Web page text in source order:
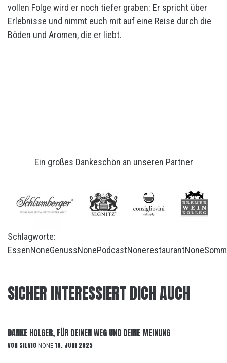
vollen Folge wird er noch tiefer graben: Er spricht über
Erlebnisse und nimmt euch mit auf eine Reise durch die
Böden und Aromen, die er liebt.
Ein großes Dankeschön an unseren Partner
Schlagworte:
EssenNoneGenussNonePodcastNonerestaurantNoneSomm
SICHER INTERESSIERT DICH AUCH
DANKE HOLGER, FÜR DEINEN WEG UND DEINE MEINUNG
VON SILVIO NONE 18. JUNI 2025